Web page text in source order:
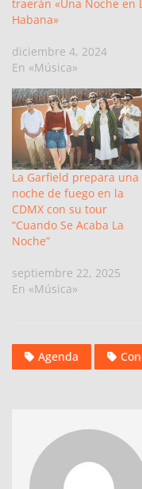
traerán «Una Noche en
Habana»
diciembre 4, 2024
En «Música»
La Garfield prepara una
noche de fuego en la
CDMX con su tour
“Cuando Se Acaba La
Noche”
septiembre 22, 2025
En «Música»
Agenda